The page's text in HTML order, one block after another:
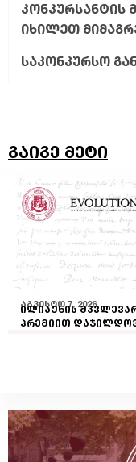
კონკურსანტის
იხილეთ
საკონკურსო
გაიგე მეტი
აგვისტო 7, 2026
ილიაუნის
პრემიით